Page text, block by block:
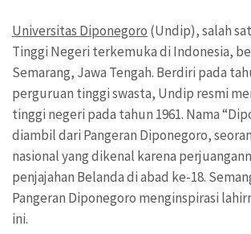
Universitas Diponegoro (Undip), salah
Tinggi Negeri terkemuka di Indonesia,
Semarang, Jawa Tengah. Berdiri pada
perguruan tinggi swasta, Undip resmi
tinggi negeri pada tahun 1961. Nama
diambil dari Pangeran Diponegoro,
nasional yang dikenal karena
penjajahan Belanda di abad ke-18.
Pangeran Diponegoro menginspirasi
ini.